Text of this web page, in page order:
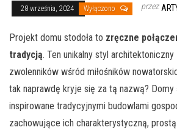
28 września, 2024 Wyłączono przez
Projekt domu stodoła to zręczne
tradycją. Ten unikalny styl
zwolenników wśród miłośników
tak naprawdę kryje się za tą nazwą? Domy
inspirowane tradycyjnymi budowlami
zachowujące ich charakterystyczną,